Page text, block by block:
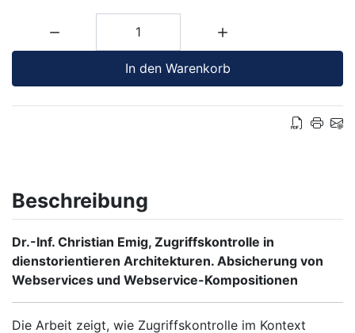
In den Warenkorb
Beschreibung
Dr.-Inf. Christian Emig, Zugriffskontrolle in
dienstorientieren Architekturen. Absicherung von
Webservices und Webservice-Kompositionen
Die Arbeit zeigt, wie Zugriffskontrolle im Kontext